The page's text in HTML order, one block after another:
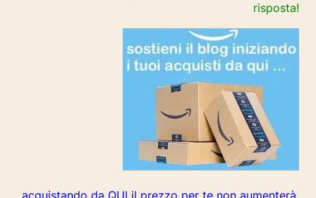
risposta!